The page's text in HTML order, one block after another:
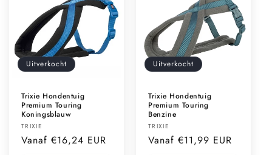
Uitverkocht
Trixie Hondentuig
Premium Touring
Koningsblauw
Verkoper:
TRIXIE
Normale
Vanaf €16,24 EUR
Uitverkocht
Trixie Hondentuig
Premium Touring
Benzine
Verkoper:
TRIXIE
Normale
Vanaf €11,99 EUR